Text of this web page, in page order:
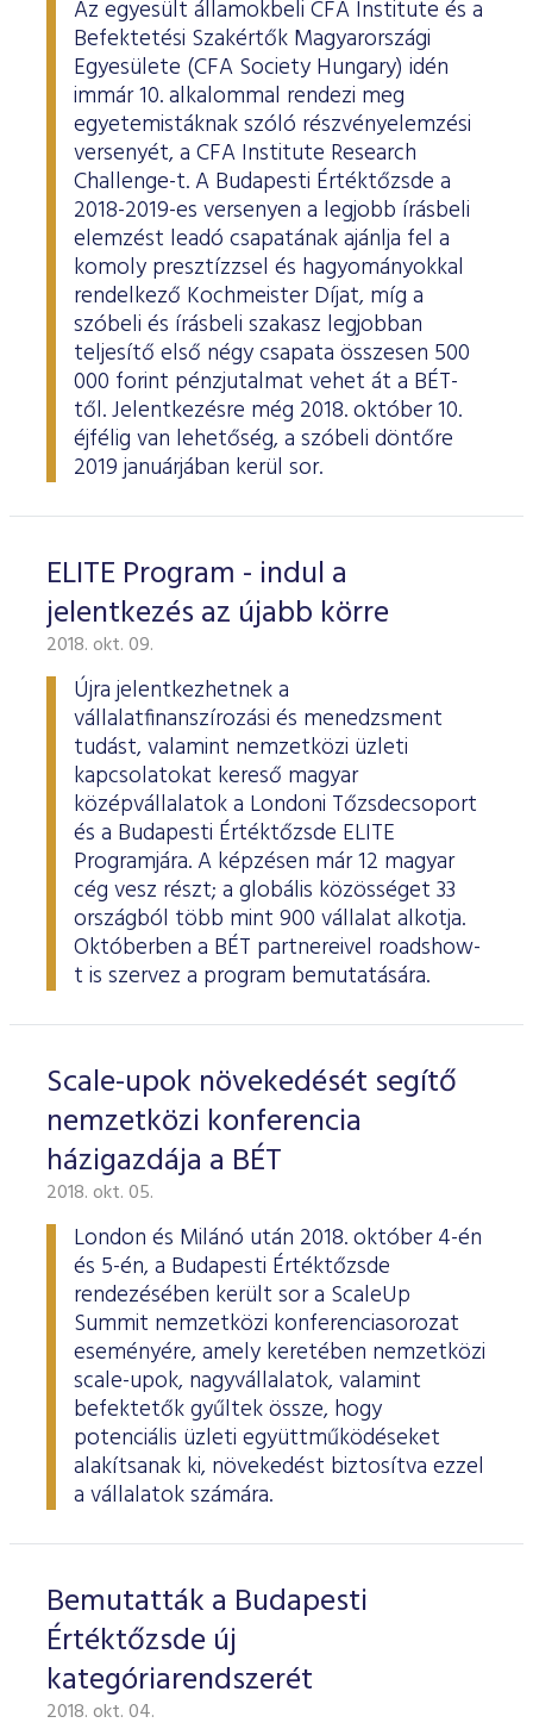
Az egyesült államokbeli CFA Institute és a
Befektetési Szakértők Magyarországi
Egyesülete (CFA Society Hungary) idén
immár 10. alkalommal rendezi meg
egyetemistáknak szóló részvényelemzési
versenyét, a CFA Institute Research
Challenge-t. A Budapesti Értéktőzsde a
2018-2019-es versenyen a legjobb írásbeli
elemzést leadó csapatának ajánlja fel a
komoly presztízzsel és hagyományokkal
rendelkező Kochmeister Díjat, míg a
szóbeli és írásbeli szakasz legjobban
teljesítő első négy csapata összesen 500
000 forint pénzjutalmat vehet át a BÉT-
től. Jelentkezésre még 2018. október 10.
éjfélig van lehetőség, a szóbeli döntőre
2019 januárjában kerül sor.
ELITE Program - indul a
jelentkezés az újabb körre
2018. okt. 09.
Újra jelentkezhetnek a
vállalatfinanszírozási és menedzsment
tudást, valamint nemzetközi üzleti
kapcsolatokat kereső magyar
középvállalatok a Londoni Tőzsdecsoport
és a Budapesti Értéktőzsde ELITE
Programjára. A képzésen már 12 magyar
cég vesz részt; a globális közösséget 33
országból több mint 900 vállalat alkotja.
Októberben a BÉT partnereivel roadshow-
t is szervez a program bemutatására.
Scale-upok növekedését segítő
nemzetközi konferencia
házigazdája a BÉT
2018. okt. 05.
London és Milánó után 2018. október 4-én
és 5-én, a Budapesti Értéktőzsde
rendezésében került sor a ScaleUp
Summit nemzetközi konferenciasorozat
eseményére, amely keretében nemzetközi
scale-upok, nagyvállalatok, valamint
befektetők gyűltek össze, hogy
potenciális üzleti együttműködéseket
alakítsanak ki, növekedést biztosítva ezzel
a vállalatok számára.
Bemutatták a Budapesti
Értéktőzsde új
kategóriarendszerét
2018. okt. 04.